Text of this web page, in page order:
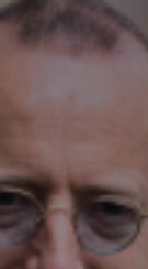
Spring
Spring